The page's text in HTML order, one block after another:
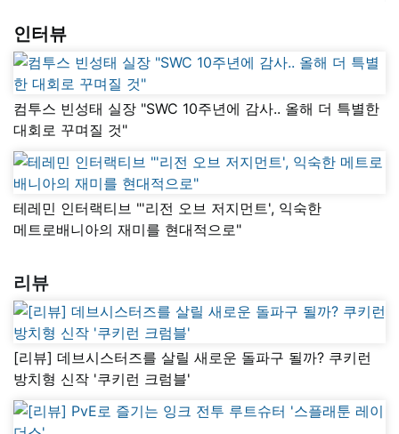
인터뷰
컴투스 빈성태 실장 "SWC 10주년에 감사.. 올해 더 특별한
대회로 꾸며질 것"
테레민 인터랙티브 "'리전 오브 저지먼트', 익숙한
메트로배니아의 재미를 현대적으로"
리뷰
[리뷰] 데브시스터즈를 살릴 새로운 돌파구 될까? 쿠키런
방치형 신작 '쿠키런 크럼블'